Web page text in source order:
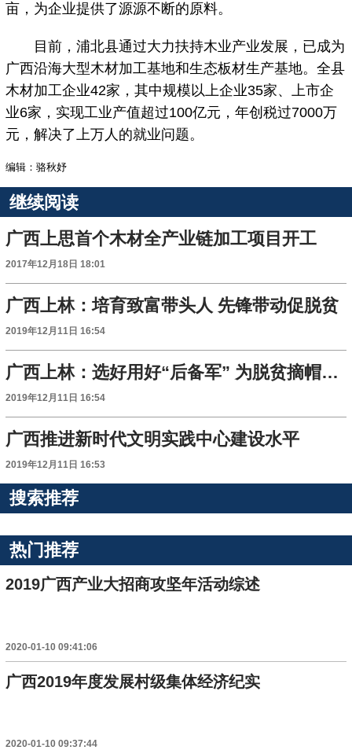
亩，为企业提供了源源不断的原料。
目前，浦北县通过大力扶持木业产业发展，已成为
广西沿海大型木材加工基地和生态板材生产基地。全县
木材加工企业42家，其中规模以上企业35家、上市企
业6家，实现工业产值超过100亿元，年创税过7000万
元，解决了上万人的就业问题。
编辑：骆秋妤
继续阅读
广西上思首个木材全产业链加工项目开工
2017年12月18日 18:01
广西上林：培育致富带头人 先锋带动促脱贫
2019年12月11日 16:54
广西上林：选好用好“后备军” 为脱贫摘帽发挥力量
2019年12月11日 16:54
广西推进新时代文明实践中心建设水平
2019年12月11日 16:53
搜索推荐
热门推荐
2019广西产业大招商攻坚年活动综述
2020-01-10 09:41:06
广西2019年度发展村级集体经济纪实
2020-01-10 09:37:44